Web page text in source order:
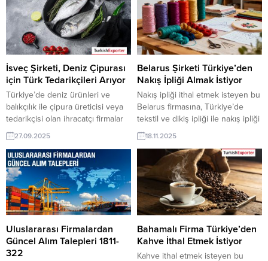
fırsatı olan bu alım ilanının iletişim
bilgilerine TurkishExporter VIP
üyeleri ile TE üyelik kredisi sahibi
ihracat şirketleri erişebilmektedir.
➤ Bu ithalat alım talebinin...
Yeni bir ihracat pazarı fırsatı olan
bu alım ilanının iletişim bilgilerine
TurkishExporter VIP üyeleri ile TE
üyelik kredisi sahibi ihracat
şirketleri erişebilmektedir. ➤ Bu...
İsveç Şirketi, Deniz Çipurası
için Türk Tedarikçileri Arıyor
Türkiye’de deniz ürünleri ve
balıkçılık ile çipura üreticisi veya
tedarikçisi olan ihracatçı firmalar
için, İsveç’den gelen deniz
çipurası ithalat talebi yeni bir
ihracat pazarı fırsatı sunuyor. Bu
alım ilanının iletişim bilgilerine
yalnızca TurkishExporter VIP
üyeleri ile TE kredi sahibi
üyelerimiz erişebilmektedir. ➤
Talebin detaylarına buradan
ulaşabilirsiniz. Tüm Deniz
Ürünleri –...
27.09.2025
Belarus Şirketi Türkiye’den
Nakış İpliği Almak İstiyor
Nakış ipliği ithal etmek isteyen bu
Belarus firmasına, Türkiye’de
tekstil ve dikiş ipliği ile nakış ipliği
üreticisi veya tedarikçisi olan
ihracatçı firmalar teklif sunabilirler.
Yeni bir ihracat pazarı fırsatı olan
bu alım ilanının iletişim bilgilerine
TurkishExporter VIP üyeleri ile TE
üyelik kredisi sahibi ihracat
şirketleri erişebilmektedir. ➤ Bu
ithalat alım...
18.11.2025
Uluslararası Firmalardan
Güncel Alım Talepleri 1811-
322
Bahamalı Firma Türkiye’den
Kahve İthal Etmek İstiyor
Kahve ithal etmek isteyen bu